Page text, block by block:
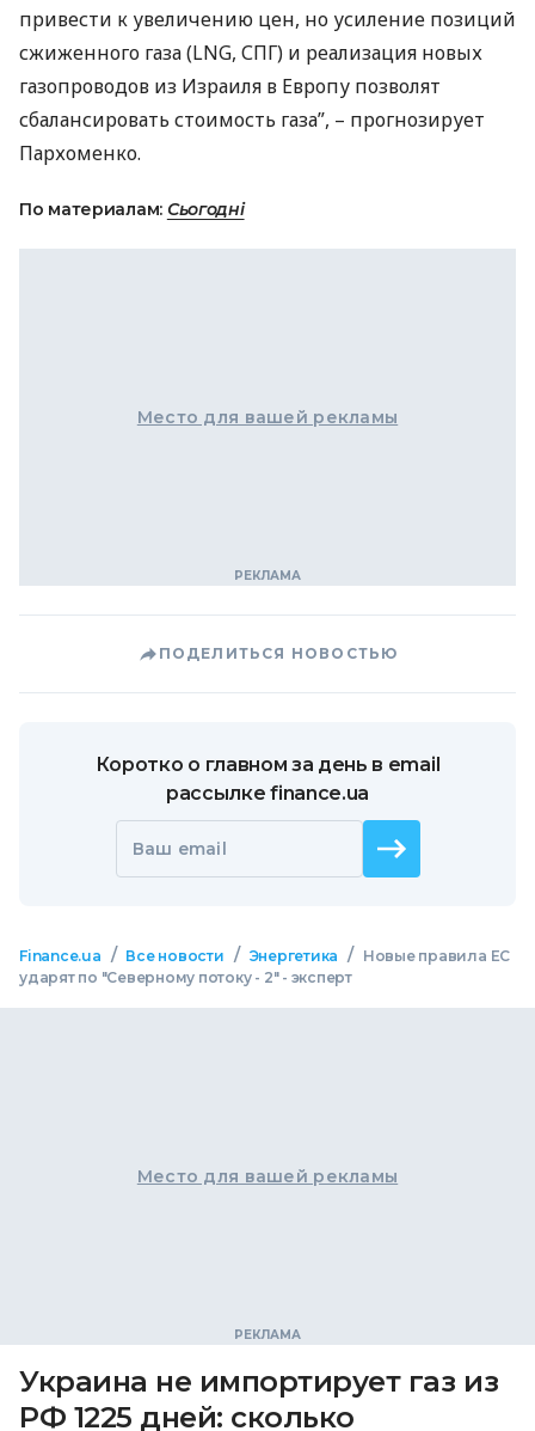
привести к увеличению цен, но усиление позиций
сжиженного газа (LNG, СПГ) и реализация новых
газопроводов из Израиля в Европу позволят
сбалансировать стоимость газа”, – прогнозирует
Пархоменко.
По материалам: Сьогодні
Место для вашей рекламы
ПОДЕЛИТЬСЯ НОВОСТЬЮ
Коротко о главном за день в email
рассылке finance.ua
Ваш email
Finance.ua / Все новости / Энергетика /
Новые правила ЕС
ударят по "Северному потоку - 2" - эксперт
Место для вашей рекламы
Украина не импортирует газ из
РФ 1225 дней: сколько